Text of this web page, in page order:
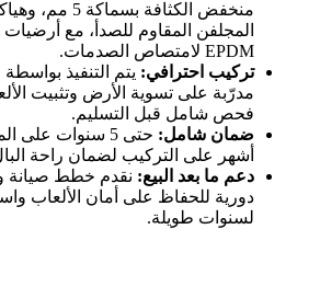
منخفض الكثافة
المجلفن المقاوم للصدأ، مع
EPDM لامتصاص الصدمات.
تركيب احترافي: يتم التنفيذ
مدرّبة على تسوية الأرض وتثبيت
فحص شامل قبل التسليم.
ضمان شامل:
أشهر على التركيب لضمان راحة
دعم ما بعد البيع: نقدم خطط
دورية للحفاظ على أمان الألعاب
لسنوات طويلة.